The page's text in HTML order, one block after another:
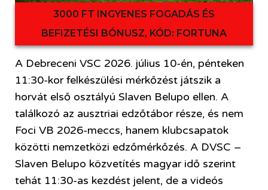
3000 FT INGYENES FOGADÁS ÉS
BEFIZETÉSI BÓNUSZ, KÓD: FORTUNA
A Debreceni VSC 2026. július 10-én, pénteken
11:30-kor felkészülési mérkőzést játszik a
horvát első osztályú Slaven Belupo ellen. A
találkozó az ausztriai edzőtábor része, és nem
Foci VB 2026-meccs, hanem klubcsapatok
közötti nemzetközi edzőmérkőzés. A DVSC –
Slaven Belupo közvetítés magyar idő szerint
tehát 11:30-as kezdést jelent, de a videós